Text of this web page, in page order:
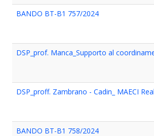
BANDO BT-B1 757/2024
DSP_prof. Manca_Supporto al
DSP_proff. Zambrano - Cadin_ MAECI
BANDO BT-B1 758/2024